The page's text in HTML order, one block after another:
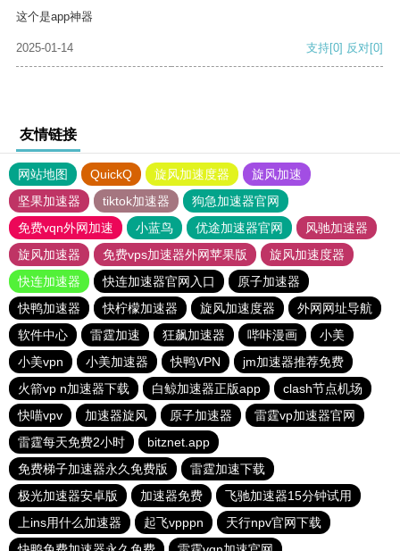
这个是app神器
2025-01-14 支持[0] 反对[0]
友情链接
网站地图 QuickQ 旋风加速度器
旋风加速
坚果加速器
tiktok加速器
狗急加速器官网
免费vqn外网加速
小蓝鸟 优途加速器官网
风驰加速器
旋风加速器
免费vps加速器外网苹果版
旋风加速度器
快连加速器
快连加速器官网入口
原子加速器
快鸭加速器
快柠檬加速器 旋风加速度器
外网网址导航
软件中心
雷霆加速 狂飙加速器 哔咔漫画
小美
小美vpn
小美加速器 快鸭VPN
jm加速器推荐免费
火箭vp n加速器下载
白鲸加速器正版app
clash节点机场
快喵vpv
加速器旋风 原子加速器
雷霆vp加速器官网
雷霆每天免费2小时
bitznet.app
免费梯子加速器永久免费版
雷霆加速下载
极光加速器安卓版
加速器免费
飞驰加速器15分钟试用
上ins用什么加速器
起飞vpppn
天行npv官网下载